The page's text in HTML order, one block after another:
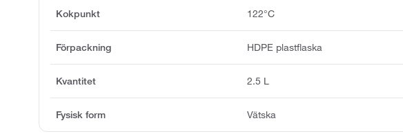
Kokpunkt 122°C
Förpackning HDPE plastflaska
Kvantitet 2.5 L
Fysisk form Vätska